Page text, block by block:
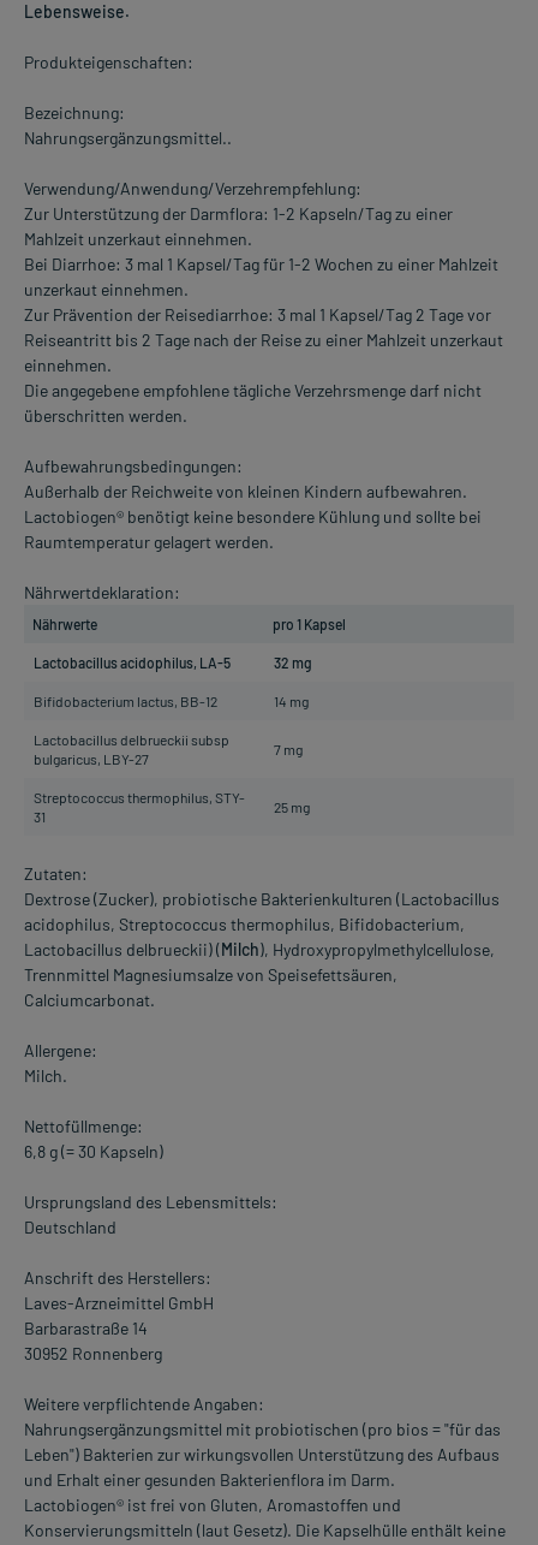
Lebensweise.
Produkteigenschaften:
Bezeichnung:
Nahrungsergänzungsmittel..
Verwendung/Anwendung/Verzehrempfehlung:
Zur Unterstützung der Darmflora: 1-2 Kapseln/Tag zu einer
Mahlzeit unzerkaut einnehmen.
Bei Diarrhoe: 3 mal 1 Kapsel/Tag für 1-2 Wochen zu einer Mahlzeit
unzerkaut einnehmen.
Zur Prävention der Reisediarrhoe: 3 mal 1 Kapsel/Tag 2 Tage vor
Reiseantritt bis 2 Tage nach der Reise zu einer Mahlzeit unzerkaut
einnehmen.
Die angegebene empfohlene tägliche Verzehrsmenge darf nicht
überschritten werden.
Aufbewahrungsbedingungen:
Außerhalb der Reichweite von kleinen Kindern aufbewahren.
Lactobiogen® benötigt keine besondere Kühlung und sollte bei
Raumtemperatur gelagert werden.
Nährwertdeklaration:
Nährwerte pro 1 Kapsel
Lactobacillus acidophilus, LA-5 32 mg
Bifidobacterium lactus, BB-12 14 mg
Lactobacillus delbrueckii subsp
bulgaricus, LBY-27
7 mg
Streptococcus thermophilus, STY-
31
25 mg
Zutaten:
Dextrose (Zucker), probiotische Bakterienkulturen (Lactobacillus
acidophilus, Streptococcus thermophilus, Bifidobacterium,
Lactobacillus delbrueckii) (Milch), Hydroxypropylmethylcellulose,
Trennmittel Magnesiumsalze von Speisefettsäuren,
Calciumcarbonat.
Allergene:
Milch.
Nettofüllmenge:
6,8 g (= 30 Kapseln)
Ursprungsland des Lebensmittels:
Deutschland
Anschrift des Herstellers:
Laves-Arzneimittel GmbH
Barbarastraße 14
30952 Ronnenberg
Weitere verpflichtende Angaben:
Nahrungsergänzungsmittel mit probiotischen (pro bios = "für das
Leben") Bakterien zur wirkungsvollen Unterstützung des Aufbaus
und Erhalt einer gesunden Bakterienflora im Darm.
Lactobiogen® ist frei von Gluten, Aromastoffen und
Konservierungsmitteln (laut Gesetz). Die Kapselhülle enthält keine